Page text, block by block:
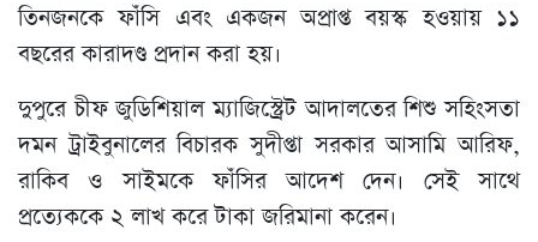
তিনজনকে ফাঁসি এবং একজন অপ্রাপ্ত বয়স্ক হওয়ায় ১১
বছরের কারাদণ্ড প্রদান করা হয়।
দুপুরে চীফ জুডিশিয়াল ম্যাজিস্ট্রেট আদালতের শিশু সহিংসতা
দমন ট্রাইবুনালের বিচারক সুদীপ্তা সরকার আসামি আরিফ,
রাকিব ও সাইমকে ফাঁসির আদেশ দেন। সেই সাথে
প্রত্যেককে ২ লাখ করে টাকা জরিমানা করেন।